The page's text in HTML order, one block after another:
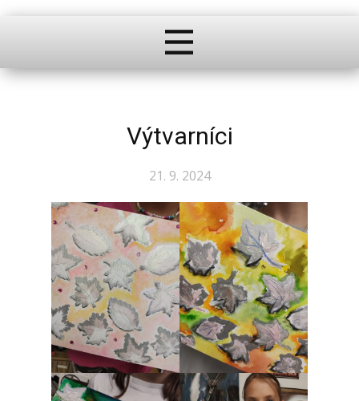
Výtvarníci
21. 9. 2024